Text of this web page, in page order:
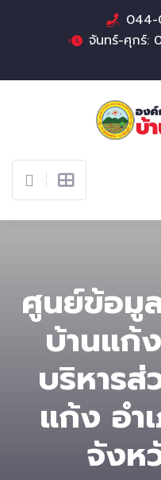
044-
จันทร์-ศุกร์:
ศูนย์ข้อมู
บ้านแก้
บริหาร
แก้ง อำ
จังห